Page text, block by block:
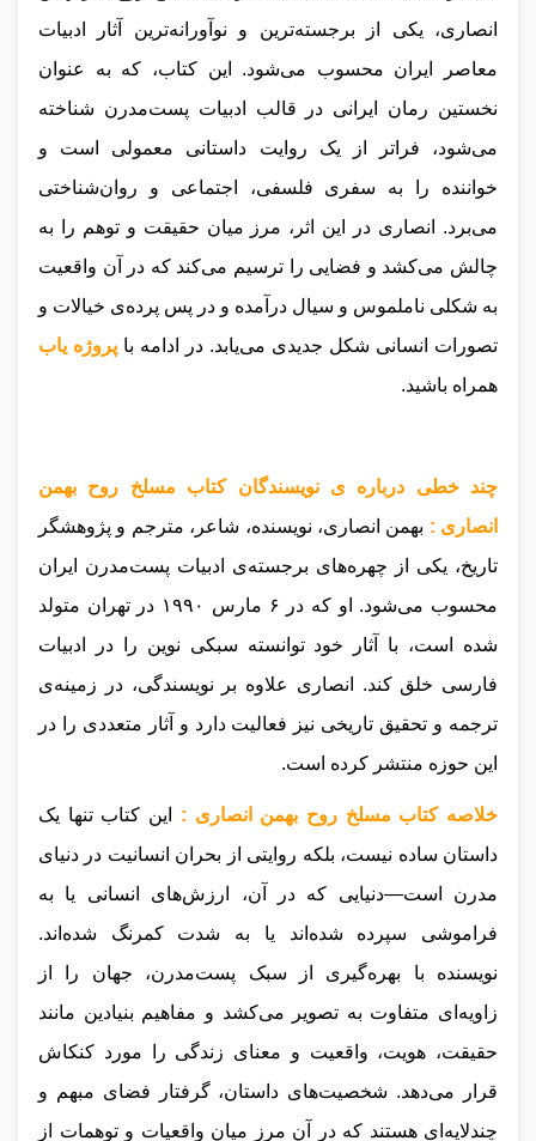
انصاری، یکی از برجسته‌ترین و نوآورانه‌ترین آثار ادبیات
معاصر ایران محسوب می‌شود. این کتاب، که به عنوان
نخستین رمان ایرانی در قالب ادبیات پست‌مدرن شناخته
می‌شود، فراتر از یک روایت داستانی معمولی است و
خواننده را به سفری فلسفی، اجتماعی و روان‌شناختی
می‌برد. انصاری در این اثر، مرز میان حقیقت و توهم را به
چالش می‌کشد و فضایی را ترسیم می‌کند که در آن واقعیت
به شکلی ناملموس و سیال درآمده و در پس پرده‌ی خیالات و
تصورات انسانی شکل جدیدی می‌یابد. در ادامه با پروژه یاب
همراه باشید.
چند خطی درباره ی نویسندگان کتاب مسلخ روح بهمن
انصاری : بهمن انصاری، نویسنده، شاعر، مترجم و پژوهشگر
تاریخ، یکی از چهره‌های برجسته‌ی ادبیات پست‌مدرن ایران
محسوب می‌شود. او که در ۶ مارس ۱۹۹۰ در تهران متولد
شده است، با آثار خود توانسته سبکی نوین را در ادبیات
فارسی خلق کند. انصاری علاوه بر نویسندگی، در زمینه‌ی
ترجمه و تحقیق تاریخی نیز فعالیت دارد و آثار متعددی را در
این حوزه منتشر کرده است.
خلاصه کتاب مسلخ روح بهمن انصاری : این کتاب تنها یک
داستان ساده نیست، بلکه روایتی از بحران انسانیت در دنیای
مدرن است—دنیایی که در آن، ارزش‌های انسانی یا به
فراموشی سپرده شده‌اند یا به شدت کمرنگ شده‌اند.
نویسنده با بهره‌گیری از سبک پست‌مدرن، جهان را از
زاویه‌ای متفاوت به تصویر می‌کشد و مفاهیم بنیادین مانند
حقیقت، هویت، واقعیت و معنای زندگی را مورد کنکاش
قرار می‌دهد. شخصیت‌های داستان، گرفتار فضای مبهم و
چندلایه‌ای هستند که در آن مرز میان واقعیات و توهمات از